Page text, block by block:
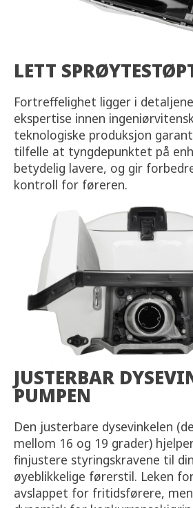
LETT
Fortreffelighet ligger i
ekspertise innen
teknologiske produksjon
tilfelle at tyngdepunktet på
betydelig lavere, og gir
kontroll for føreren.
JUSTERBAR
PUMPEN
Den justerbare dysevinkelen
mellom 16 og 19 grader)
finjustere styringskravene til
øyeblikkelige førerstil. Leken
avslappet for fritidsførere,